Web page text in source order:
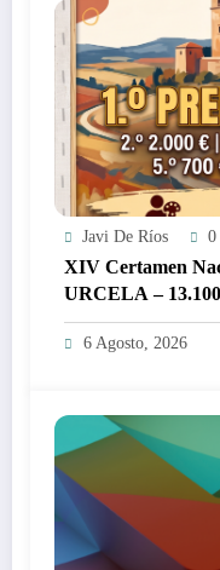
Javi De Ríos 0
XIV Certamen
URCELA –
6 Agosto, 2026